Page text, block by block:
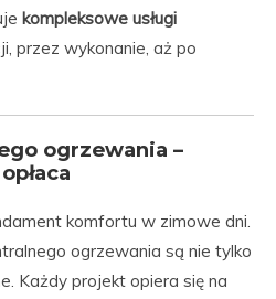
kompleksowe usługi
przez wykonanie, aż po
ogrzewania –
komfortu w zimowe dni.
ogrzewania są nie tylko
Każdy projekt opiera się na